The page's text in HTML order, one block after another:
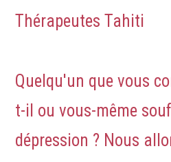
Thérapeutes Tahiti
Quelqu'un que vous
t-il ou vous-même
dépression ? Nous